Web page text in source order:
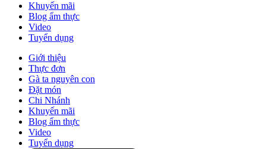
Khuyến mãi
Blog ẩm thực
Video
Tuyển dụng
Giới thiệu
Thực đơn
Gà ta nguyên con
Đặt món
Chi Nhánh
Khuyến mãi
Blog ẩm thực
Video
Tuyển dụng